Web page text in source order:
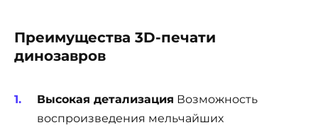
Преимущества 3D-печати
динозавров
Высокая детализация Возможность
воспроизведения мельчайших